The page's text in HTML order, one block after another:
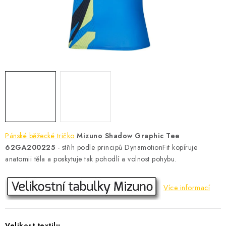
MEGA SLEVY
NOVINKY
NOVINKY MIZUNO
NOVINKY INOV-8
Pánské běžecké tričko Mizuno Shadow Graphic Tee
62GA200225 - střih podle principů DynamotionFit kopíruje
anatomii těla a poskytuje tak pohodlí a volnost pohybu.
Více informací